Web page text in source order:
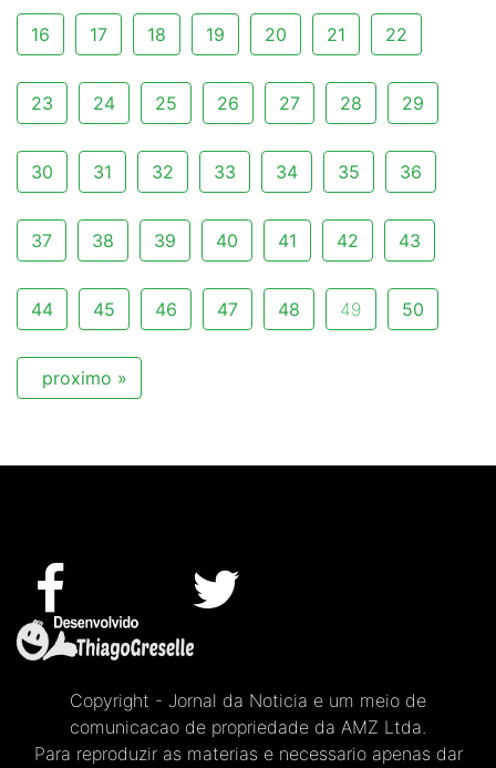
16 17 18 19 20 21 22
23 24 25 26 27 28 29
30 31 32 33 34 35 36
37 38 39 40 41 42 43
44 45 46 47 48 49 50
proximo »
Copyright - Jornal da Noticia e um meio de
comunicacao de propriedade da AMZ Ltda.
Para reproduzir as materias e necessario apenas dar